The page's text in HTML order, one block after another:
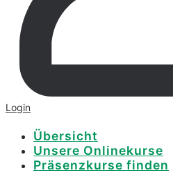
Login
Übersicht
Unsere Onlinekurse
Präsenzkurse finden